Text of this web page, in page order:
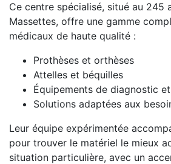
Ce centre spécialisé, situé au 245
Massettes, offre une gamme
médicaux de haute qualité :
Prothèses et orthèses
Attelles et béquilles
Équipements de diagnostic
Solutions adaptées aux
Leur équipe expérimentée
pour trouver le matériel le mieux
situation particulière, avec un